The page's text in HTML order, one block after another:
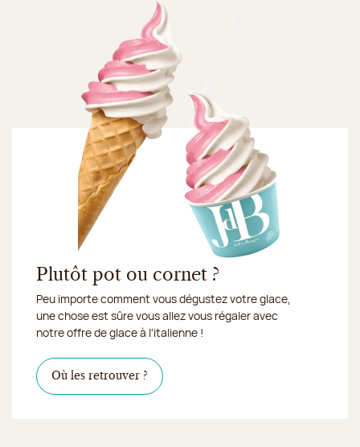
Plutôt pot ou cornet ?
Peu importe comment vous dégustez votre glace,
une chose est sûre vous allez vous régaler avec
notre offre de glace à l'italienne !
Où les retrouver ?Cliquer ici pour savoir où les retrouver